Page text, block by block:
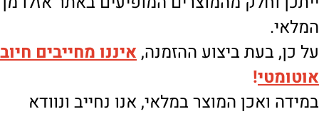
המלאי.
על כן, בעת ביצוע ההזמנה, איננו מחייבים חיוב
אוטומטי!
במידה ואכן המוצר במלאי, אנו נחייב ונוודא